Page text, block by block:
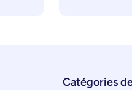
Catégories